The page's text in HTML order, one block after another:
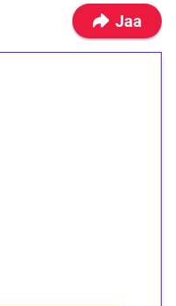
Jaa